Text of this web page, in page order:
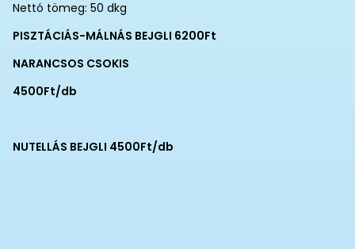
Nettó tömeg: 50 dkg
PISZTÁCIÁS-MÁLNÁS BEJGLI 6200Ft
NARANCSOS CSOKIS
4500Ft/db
NUTELLÁS BEJGLI 4500Ft/db